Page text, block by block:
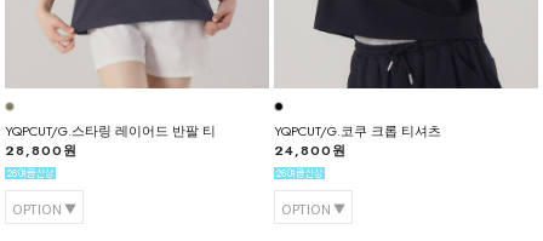
YQPCUT/G.스타링 레이어드 반팔 티
28,800원
OPTION
YQPCUT/G.코쿠 크롭 티셔츠
24,800원
OPTION